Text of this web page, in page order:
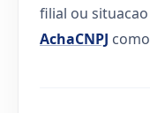
filial ou
AchaCNPJ